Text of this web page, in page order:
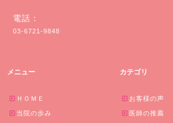
電話：
03-6721-9848
メニュー
ＨＯＭＥ
当院の歩み
カテゴリ
お客様の声
医師の推薦